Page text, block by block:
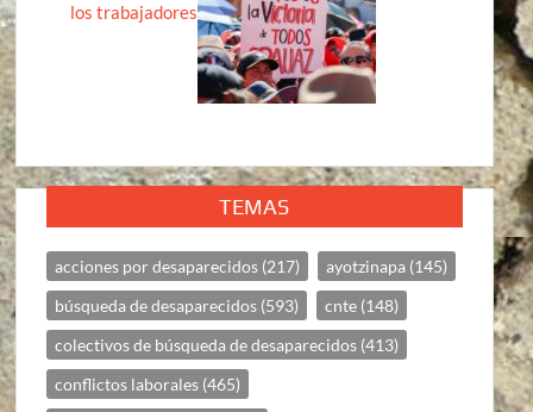
los trabajadores
TEMAS
acciones por desaparecidos (217) ayotzinapa (145)
búsqueda de desaparecidos (593) cnte (148)
colectivos de búsqueda de desaparecidos (413)
conflictos laborales (465)